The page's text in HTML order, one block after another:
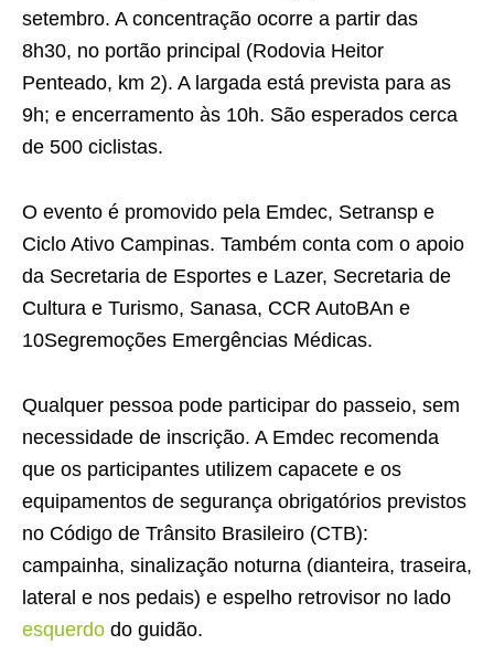
setembro. A concentração ocorre a partir das
8h30, no portão principal (Rodovia Heitor
Penteado, km 2). A largada está prevista para as
9h; e encerramento às 10h. São esperados cerca
de 500 ciclistas.
O evento é promovido pela Emdec, Setransp e
Ciclo Ativo Campinas. Também conta com o apoio
da Secretaria de Esportes e Lazer, Secretaria de
Cultura e Turismo, Sanasa, CCR AutoBAn e
10Segremoções Emergências Médicas.
Qualquer pessoa pode participar do passeio, sem
necessidade de inscrição. A Emdec recomenda
que os participantes utilizem capacete e os
equipamentos de segurança obrigatórios previstos
no Código de Trânsito Brasileiro (CTB):
campainha, sinalização noturna (dianteira, traseira,
lateral e nos pedais) e espelho retrovisor no lado
esquerdo do guidão.